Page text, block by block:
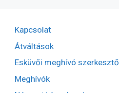
Kapcsolat
Átváltások
Esküvői meghívó szerkesztő
Meghívók